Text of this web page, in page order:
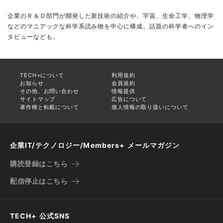
企業のＲ＆Ｄ部門が開発した新技術の紹介や、宇宙、生命工学、物理学
などのマニアックな科学系読み物を中心に構成。話題の科学者へのイン
タビューなども。
TECH+について
利用規約
お知らせ
会員規約
その他、お問い合わせ
情報提供
サイトマップ
広告について
著作権と転載について
個人情報の取り扱いについて
企業IT/テクノロジー/Members+ メールマガジン
購読登録はこちら
配信停止はこちら
TECH+ 公式SNS